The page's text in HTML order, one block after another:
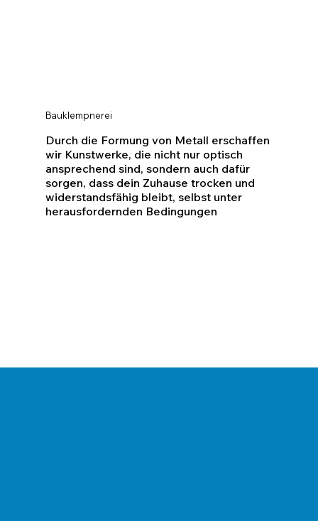
Durch die Formung von Metall erschaffen
wir Kunstwerke, die nicht nur optisch
ansprechend sind, sondern auch dafür
sorgen, dass dein Zuhause trocken und
widerstandsfähig bleibt, selbst unter
herausfordernden Bedingungen
Bauklempnerei